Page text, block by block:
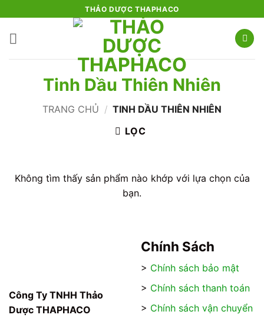
qua
nội
THẢO DƯỢC THAPHACO
Tinh Dầu Thiên Nhiên
TRANG CHỦ / TINH DẦU THIÊN NHIÊN
LỌC
Không tìm thấy sản phẩm nào khớp với lựa chọn của
bạn.
Công Ty TNHH Thảo
Dược THAPHACO
Chính Sách
> Chính sách bảo mật
> Chính sách thanh toán
> Chính sách vận chuyển